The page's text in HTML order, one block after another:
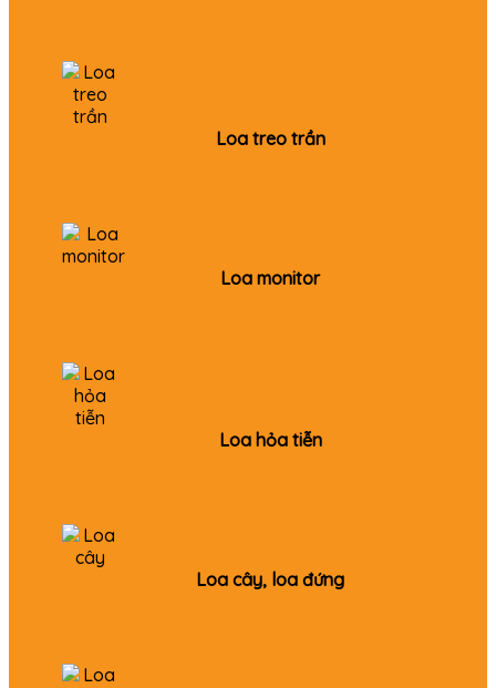
Loa treo trần
Loa monitor
Loa hỏa tiễn
Loa cây, loa đứng